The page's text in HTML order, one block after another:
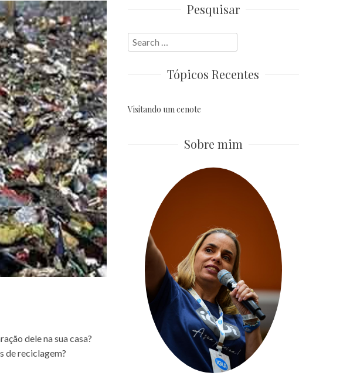
dele na sua casa?
de reciclagem?
Pesquisar
Search
for:
Tópicos Recentes
Visitando um cenote
Sobre mim